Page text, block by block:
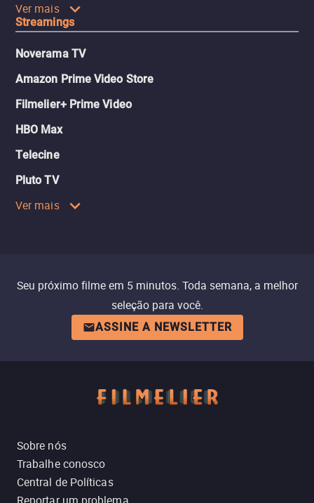
Ver mais
Streamings
Noverama TV
Amazon Prime Video Store
Filmelier+ Prime Video
HBO Max
Telecine
Pluto TV
Ver mais
Seu próximo filme em 5 minutos. Toda semana, a melhor
seleção para você.
ASSINE A NEWSLETTER
Sobre nós
Trabalhe conosco
Central de Políticas